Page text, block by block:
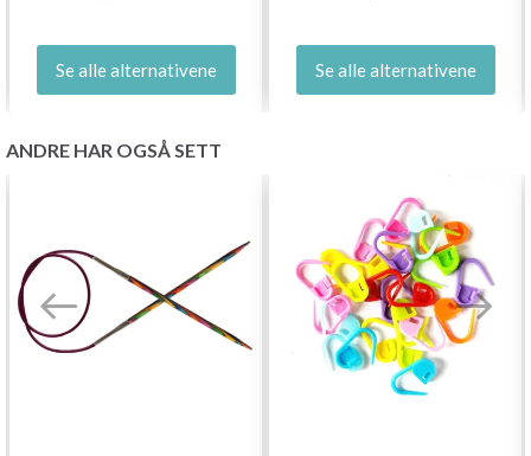
Se alle alternativene Se alle alternativene
ANDRE HAR OGSÅ SETT